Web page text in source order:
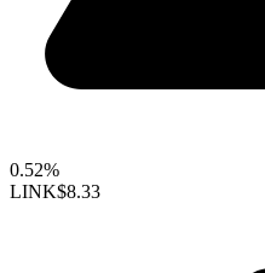
0.52%
LINK$8.33